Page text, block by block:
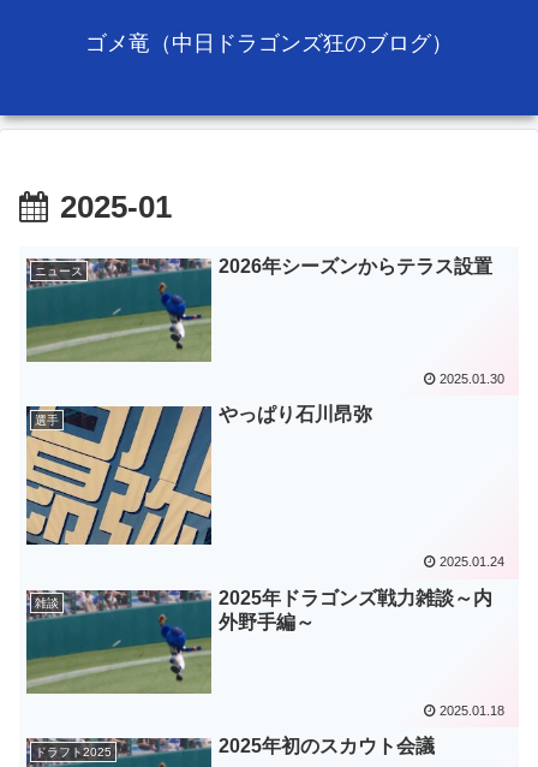
ゴメ竜（中日ドラゴンズ狂のブログ）
2025-01
ニュース 2026年シーズンからテラス設置
2025.01.30
選手 やっぱり石川昂弥
2025.01.24
雑談
2025年ドラゴンズ戦力雑談～内
外野手編～
2025.01.18
ドラフト2025 2025年初のスカウト会議